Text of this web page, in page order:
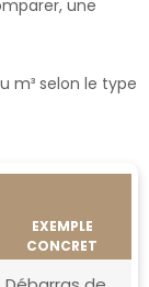
une
m³ selon le type
EXEMPLE
CONCRET